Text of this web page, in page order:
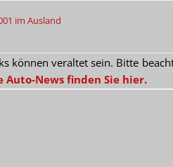
im Ausland
können veraltet sein. Bitte
Auto-News finden Sie hier.